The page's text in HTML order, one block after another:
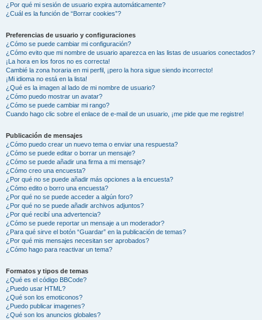
¿Por qué mi sesión de usuario expira automáticamente?
¿Cuál es la función de “Borrar cookies”?
Preferencias de usuario y configuraciones
¿Cómo se puede cambiar mi configuración?
¿Cómo evito que mi nombre de usuario aparezca en las listas de usuarios conectados?
¡La hora en los foros no es correcta!
Cambié la zona horaria en mi perfil, ¡pero la hora sigue siendo incorrecto!
¡Mi idioma no está en la lista!
¿Qué es la imagen al lado de mi nombre de usuario?
¿Cómo puedo mostrar un avatar?
¿Cómo se puede cambiar mi rango?
Cuando hago clic sobre el enlace de e-mail de un usuario, ¡me pide que me registre!
Publicación de mensajes
¿Cómo puedo crear un nuevo tema o enviar una respuesta?
¿Cómo se puede editar o borrar un mensaje?
¿Cómo se puede añadir una firma a mi mensaje?
¿Cómo creo una encuesta?
¿Por qué no se puede añadir más opciones a la encuesta?
¿Cómo edito o borro una encuesta?
¿Por qué no se puede acceder a algún foro?
¿Por qué no se puede añadir archivos adjuntos?
¿Por qué recibí una advertencia?
¿Cómo se puede reportar un mensaje a un moderador?
¿Para qué sirve el botón “Guardar” en la publicación de temas?
¿Por qué mis mensajes necesitan ser aprobados?
¿Cómo hago para reactivar un tema?
Formatos y tipos de temas
¿Qué es el código BBCode?
¿Puedo usar HTML?
¿Qué son los emoticonos?
¿Puedo publicar imagenes?
¿Qué son los anuncios globales?